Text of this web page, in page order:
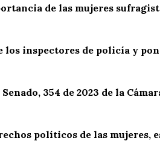
de las mujeres
inspectores de policía y
354 de 2023 de la
políticos de las mujeres,